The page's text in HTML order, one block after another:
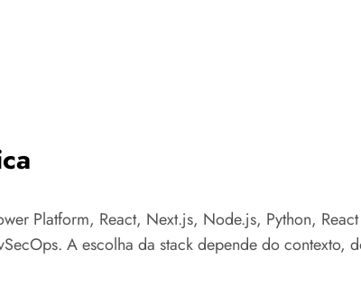
Platform, React, Next.js, Node.js, Python,
A escolha da stack depende do contexto,